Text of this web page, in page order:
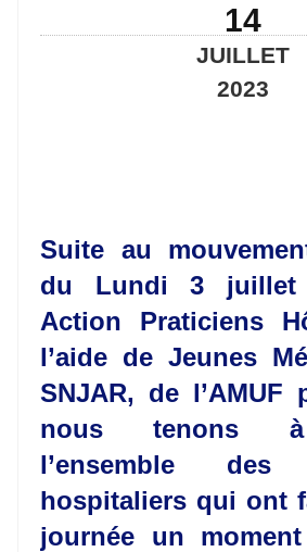
14
JUILLET
2023
Suite au
du Lundi 3 juillet
Action Praticiens
l’aide de Jeunes
SNJAR, de l’AMUF
nous tenons
l’ensemble des
hospitaliers qui ont
journée un